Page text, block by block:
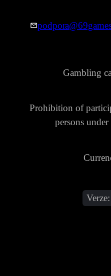
Gambling
Prohibition of
persons
Verze: